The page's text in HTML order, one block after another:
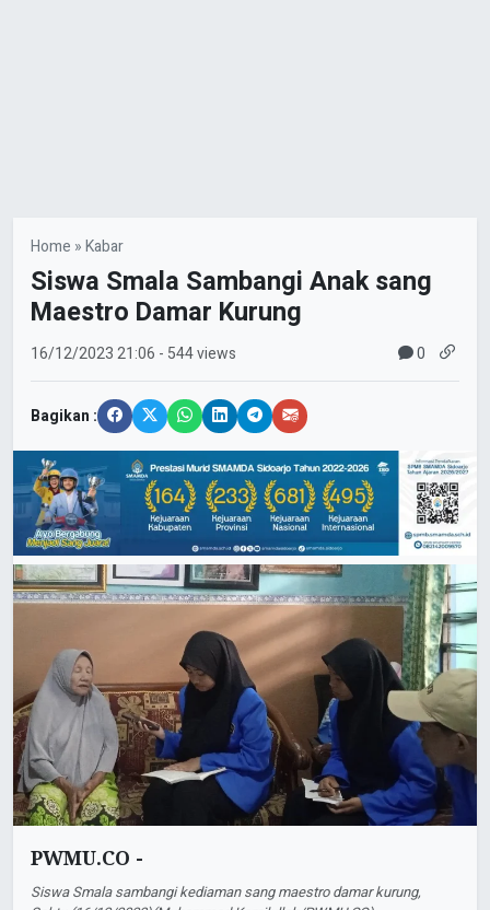
Home »Kabar
Siswa Smala Sambangi Anak sang
Maestro Damar Kurung
16/12/202321:06 - 544 views 0
Bagikan :
PWMU.CO -
Siswa Smala sambangi kediaman sang maestro damar kurung,